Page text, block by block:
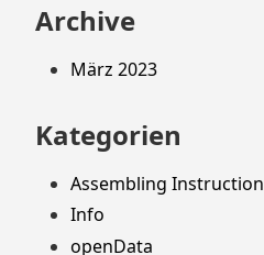
Archive
März 2023
Kategorien
Assembling Instruction
Info
openData